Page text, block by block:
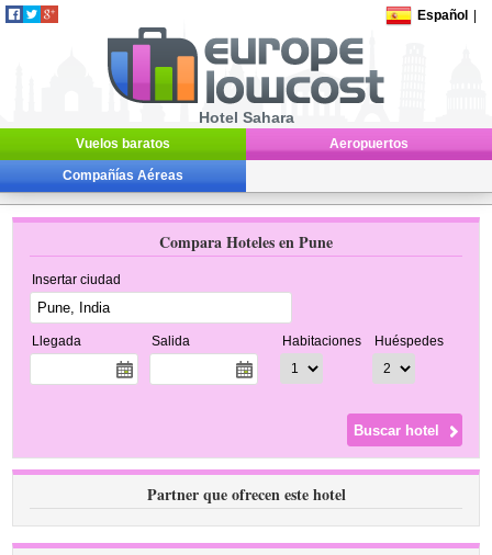
Español
Hotel Sahara
Vuelos baratos Aeropuertos
Compañías Aéreas
Compara Hoteles en Pune
Insertar ciudad
Llegada Salida Habitaciones Huéspedes
Partner que ofrecen este hotel